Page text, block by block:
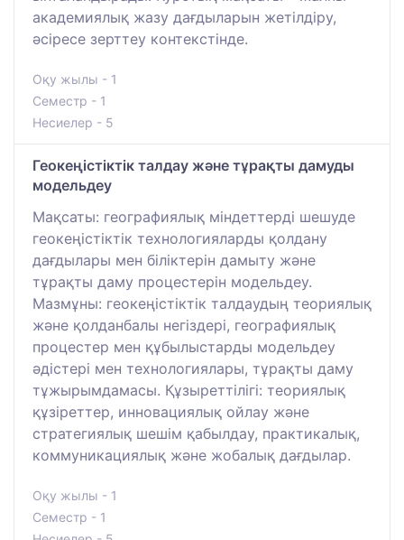
академиялық жазу дағдыларын жетілдіру,
әсіресе зерттеу контекстінде.
Оқу жылы - 1
Семестр - 1
Несиелер - 5
Геокеңістіктік талдау және тұрақты дамуды
модельдеу
Мақсаты: географиялық міндеттерді шешуде
геокеңістіктік технологияларды қолдану
дағдылары мен біліктерін дамыту және
тұрақты даму процестерін модельдеу.
Мазмұны: геокеңістіктік талдаудың теориялық
және қолданбалы негіздері, географиялық
процестер мен құбылыстарды модельдеу
әдістері мен технологиялары, тұрақты даму
тұжырымдамасы. Құзыреттілігі: теориялық
құзіреттер, инновациялық ойлау және
стратегиялық шешім қабылдау, практикалық,
коммуникациялық және жобалық дағдылар.
Оқу жылы - 1
Семестр - 1